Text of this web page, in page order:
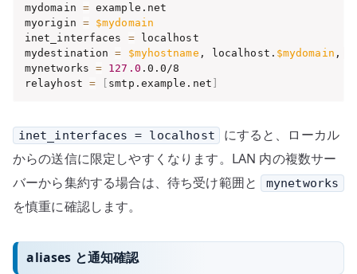
mydomain = example.net
myorigin =
$mydomain
inet_interfaces = localhost
mydestination = $myhostname , localhost. $mydomain ,
mynetworks = 127.0 .0.0/8
relayhost = smtp.example.net
inet_interfaces = localhost
にすると、ローカル
からの送信に限定しやすくなります。LAN 内の複数サー
バーから集約する場合は、待ち受け範囲と
mynetworks
を慎重に確認します。
aliases と通知確認